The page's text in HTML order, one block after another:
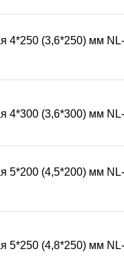
от -40°C до
что делает их
В
обратного
которые
надежную
ленту в нужном
ножниц или
4*250 (3,6*250) мм
4*300 (3,6*300) мм
5*200 (4,5*200) мм
5*250 (4,8*250) мм